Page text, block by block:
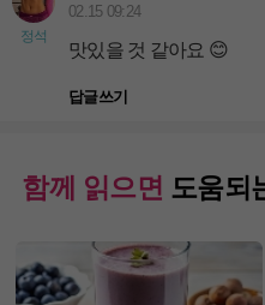
정석
02.15 09:24
맛있을 것 같아요 😊
답글쓰기
함께 읽으면 도움되